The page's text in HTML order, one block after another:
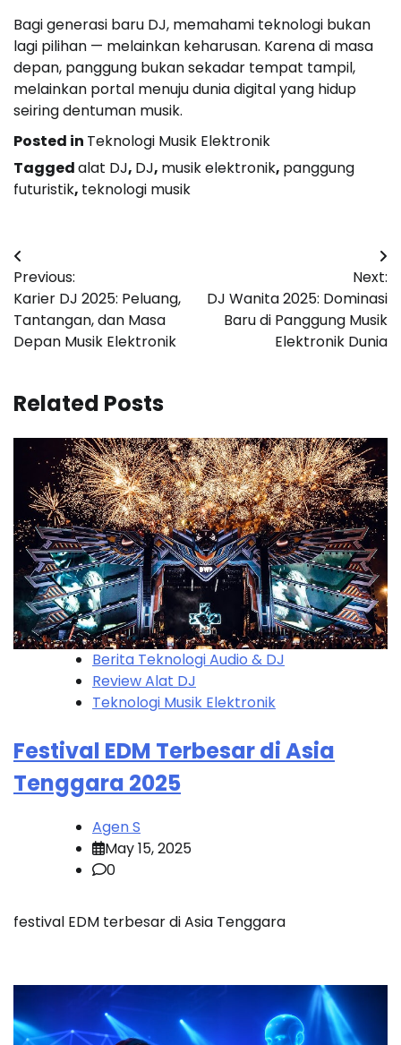
Bagi generasi baru DJ, memahami teknologi bukan
lagi pilihan — melainkan keharusan. Karena di masa
depan, panggung bukan sekadar tempat tampil,
melainkan portal menuju dunia digital yang hidup
seiring dentuman musik.
Posted in Teknologi Musik Elektronik
Taggedalat DJ, DJ, musik elektronik, panggung
futuristik, teknologi musik
Post
navigation
Previous:
Karier DJ 2025: Peluang,
Tantangan, dan Masa
Depan Musik Elektronik
Next:
DJ Wanita 2025: Dominasi
Baru di Panggung Musik
Elektronik Dunia
Related Posts
Berita Teknologi Audio & DJ
Review Alat DJ
Teknologi Musik Elektronik
Festival EDM Terbesar di Asia
Tenggara 2025
Agen S
May 15, 2025
0
festival EDM terbesar di Asia Tenggara